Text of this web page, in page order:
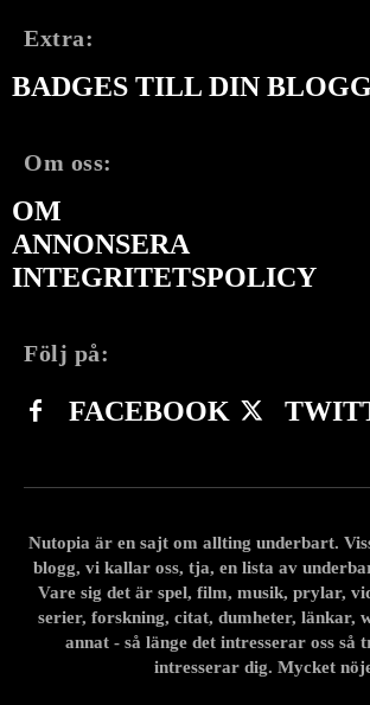
Extra:
BADGES TILL DIN BLOGG
Om oss:
OM
ANNONSERA
INTEGRITETSPOLICY
Följ på:
FACEBOOK
Nutopia är en sajt om allting underbart.
blogg, vi kallar oss, tja, en lista av
Vare sig det är spel, film, musik, prylar,
serier, forskning, citat, dumheter, länkar,
annat - så länge det intresserar oss så
intresserar dig. Mycket